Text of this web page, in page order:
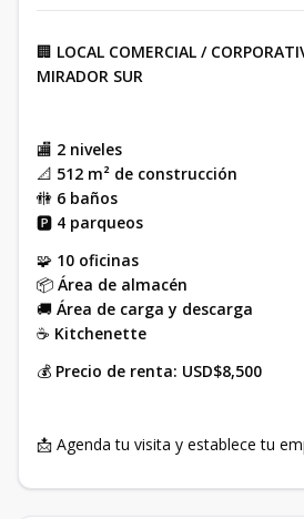
🏢 LOCAL COMERCIAL /
MIRADOR SUR
🏬 2 niveles
📐 512 m² de construcción
🚻 6 baños
🅿️ 4 parqueos
🧩 10 oficinas
📦 Área de almacén
🚚 Área de carga y descarga
☕ Kitchenette
💰 Precio de renta: USD$8,500
📩 Agenda tu visita y establece tu